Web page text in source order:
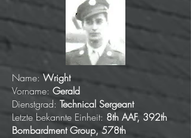
Name: Wright
Vorname: Gerald
Dienstgrad: Technical Sergeant
Letzte bekannte Einheit: 8th AAF, 392th
Bombardment Group, 578th